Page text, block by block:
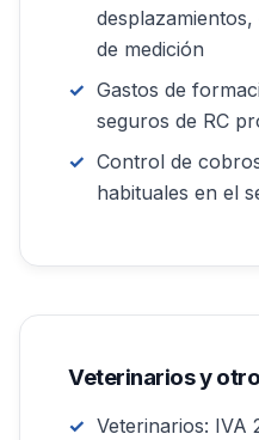
de medición
Gastos de
seguros de RC
Control de
habituales en el
Veterinarios y
Veterinarios: IVA